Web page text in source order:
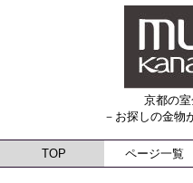
京都の
－お探しの金物
TOP ページ一覧